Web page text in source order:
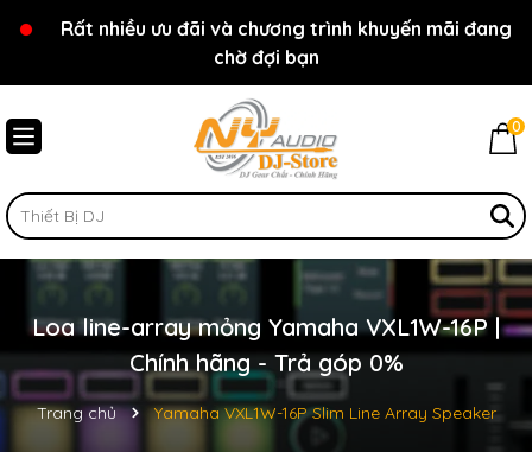
Chào mừng bạn đến với cửa hàng NY Audio - DJ
Store
Rất nhiều ưu đãi và chương trình khuyến mãi đang
chờ đợi bạn
0
Loa line-array mỏng Yamaha VXL1W-16P |
Chính hãng - Trả góp 0%
Trang chủ Yamaha VXL1W-16P Slim Line Array Speaker